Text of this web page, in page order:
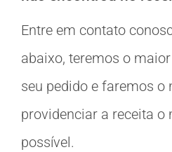
Entre em contato
abaixo, teremos o
seu pedido e faremos o
providenciar a receita o
possível.